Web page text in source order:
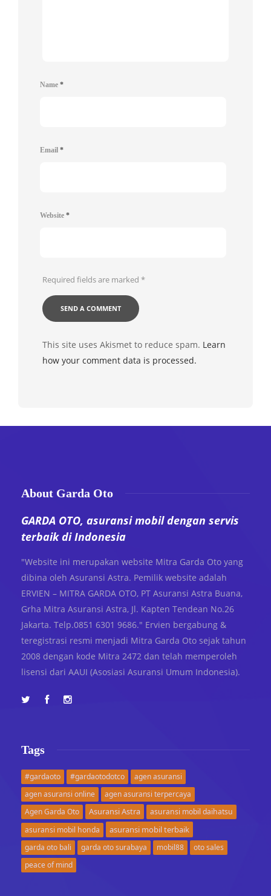
Name *
Email *
Website *
Required fields are marked *
This site uses Akismet to reduce spam. Learn
how your comment data is processed.
About Garda Oto
GARDA OTO, asuransi mobil dengan servis
terbaik di Indonesia
"Website ini merupakan website Mitra Garda Oto yang
dibina oleh Asuransi Astra. Pemilik website adalah
ERVIEN – MITRA GARDA OTO, PT Asuransi Astra Buana,
Grha Mitra Asuransi Astra, Jl. Kapten Tendean No.26
Jakarta. Telp.0851 6301 9686." Ervien bergabung &
teregistrasi resmi menjadi Mitra Garda Oto sejak tahun
2008 dengan kode Mitra 2472 dan telah memperoleh
lisensi dari AAUI (Asosiasi Asuransi Umum Indonesia).
Tags
#gardaoto #gardaotodotco
agen asuransi
agen asuransi online
agen asuransi terpercaya
Agen Garda Oto
Asuransi Astra
asuransi mobil daihatsu
asuransi mobil honda
asuransi mobil terbaik
garda oto bali garda oto surabaya mobil88
oto sales
peace of mind